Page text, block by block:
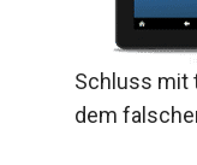
Schluss mit
dem